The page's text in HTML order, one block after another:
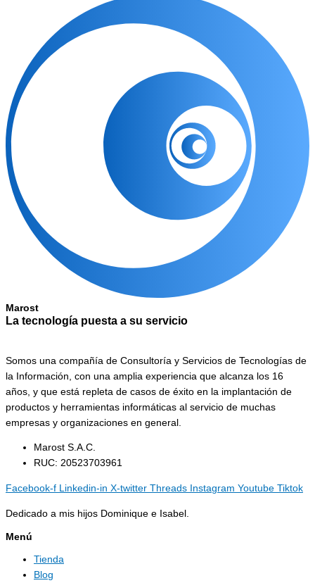
Marost
La tecnología puesta a su servicio
Somos una compañía de Consultoría y Servicios de Tecnologías de
la Información, con una amplia experiencia que alcanza los 16
años, y que está repleta de casos de éxito en la implantación de
productos y herramientas informáticas al servicio de muchas
empresas y organizaciones en general.
Marost S.A.C.
RUC: 20523703961
Facebook-f Linkedin-in X-twitter Threads Instagram Youtube Tiktok
Dedicado a mis hijos Dominique e Isabel.
Menú
Tienda
Blog